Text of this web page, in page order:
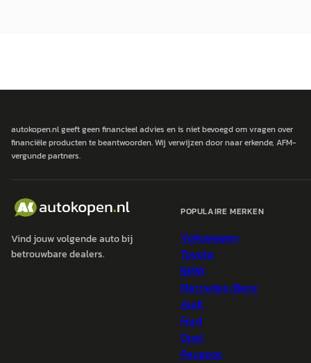
autokopen.nl geeft geen financieel advies en is niet bevoegd om vragen over
financiële producten te beantwoorden. Wij verwijzen door naar erkende, AFM-
vergunde partners.
Vind jouw volgende auto bij
betrouwbare dealers.
POPULAIRE MERKEN
Volkswagen
Toyota
BMW
Mercedes-Benz
Audi
Ford
Opel
Peugeot